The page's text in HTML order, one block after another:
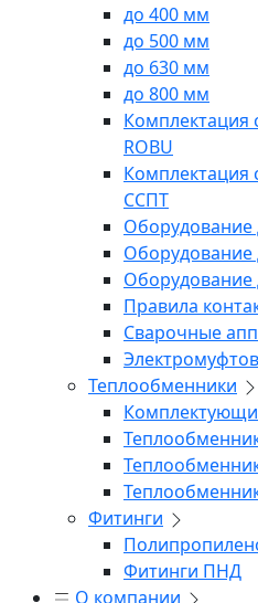
до 400 мм
до 500 мм
до 630 мм
до 800 мм
Комплектация
ROBU
Комплектация
ССПТ
Оборудование
Оборудование
Оборудование
Правила
Сварочные
Теплообменники
Фитинги
Фитинги ПНД
О компании